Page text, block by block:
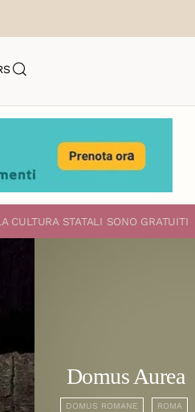
CULTURA STATALI SONO GRATUITI
Domus Aurea
DOMUS ROMANE ROMA